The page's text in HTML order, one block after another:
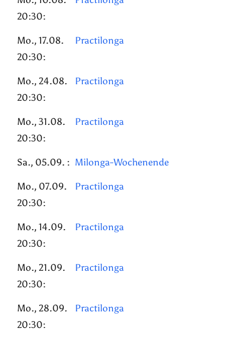
20:30:
Mo., 17.08.
20:30:
Practilonga
Mo., 24.08.
20:30:
Practilonga
Mo., 31.08.
20:30:
Practilonga
Sa., 05.09. : Milonga-Wochenende
Mo., 07.09.
20:30:
Practilonga
Mo., 14.09.
20:30:
Practilonga
Mo., 21.09.
20:30:
Practilonga
Mo., 28.09.
20:30:
Practilonga